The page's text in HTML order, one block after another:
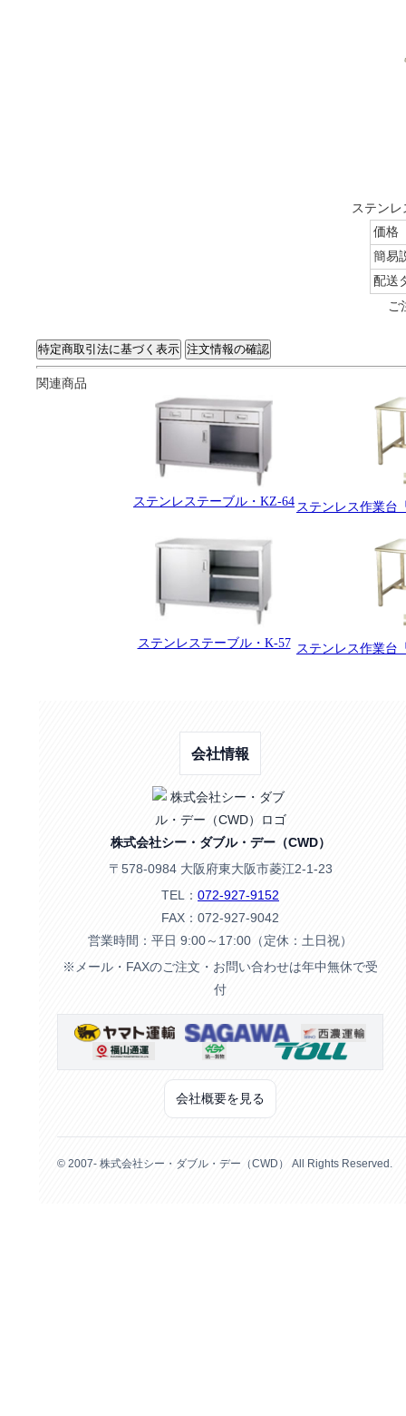
ステンレ
価格
簡易
配送
ご
関連商品
ステンレステーブル・KZ-64 ステンレス作業台
ステンレステーブル・K-57 ステンレス作業台
会社情報
株式会社シー・ダブル・デー（CWD）
〒578-0984 大阪府東大阪市菱江2-1-23
TEL： 072-927-9152
FAX：072-927-9042
営業時間：平日 9:00～17:00（定休：土日祝）
※メール・FAXのご注文・お問い合わせは年中無休で受
付
会社概要を見る
© 2007- 株式会社シー・ダブル・デー（CWD） All Rights Reserved.